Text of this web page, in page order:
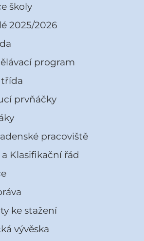
školy
2025/2026
program
prvňáčky
pracoviště
Klasifikační řád
ke stažení
vývěska